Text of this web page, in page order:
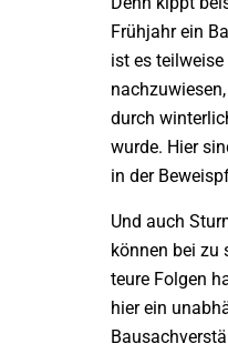
Frühjahr ein
ist es
durch
wurde. Hier
in der
Und auch
können bei zu
teure Folgen
hier ein